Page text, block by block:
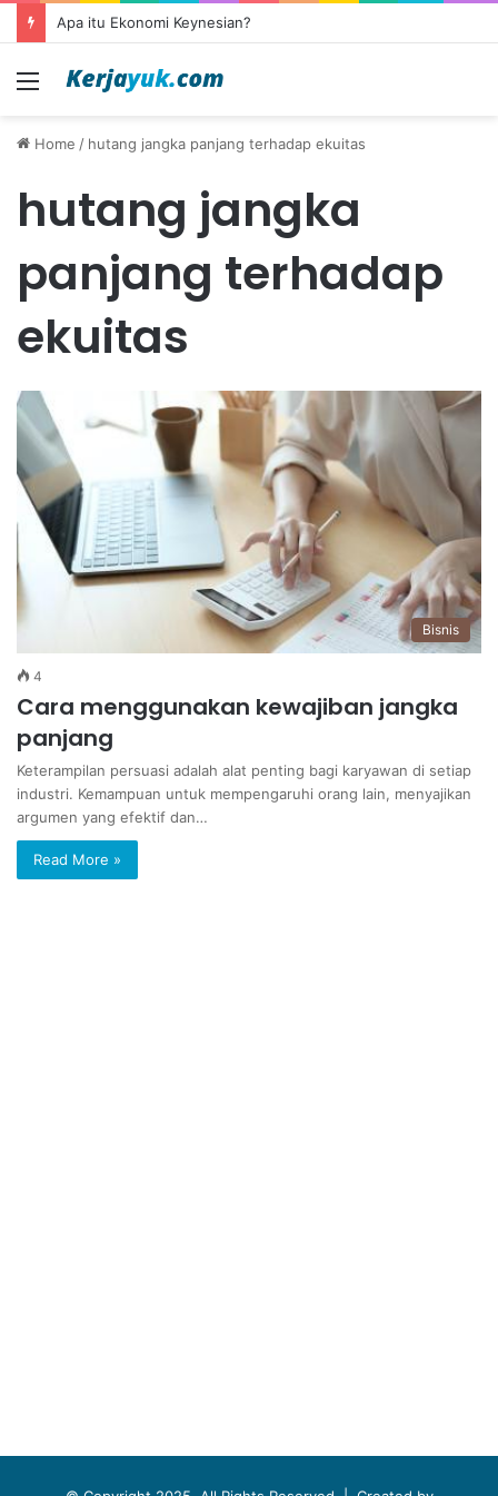
Apa itu Ekonomi Keynesian?
Menu
Home / hutang jangka panjang terhadap ekuitas
hutang jangka
panjang terhadap
ekuitas
Bisnis
4
Cara menggunakan kewajiban jangka
panjang
Keterampilan persuasi adalah alat penting bagi karyawan di setiap
industri. Kemampuan untuk mempengaruhi orang lain, menyajikan
argumen yang efektif dan…
Read More »